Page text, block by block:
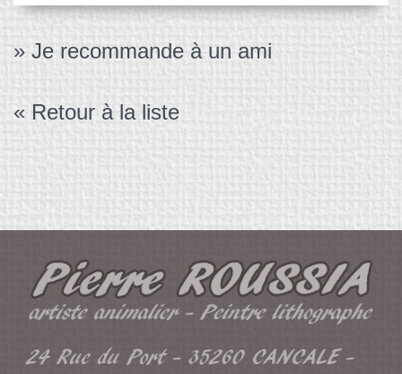
» Je recommande à un ami
« Retour à la liste
24 Rue du Port - 35260 CANCALE -